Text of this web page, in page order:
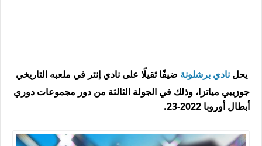
يحل نادي برشلونة ضيفًا ثقيلًا على نادي إنتر في ملعبه التاريخي
جوزيبي مياتزا، وذلك في الجولة الثالثة من دور مجموعات دوري
أبطال أوروبا 2022-23.